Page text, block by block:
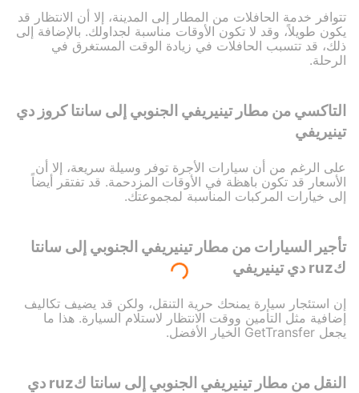
تتوافر خدمة الحافلات من المطار إلى المدينة، إلا أن الانتظار قد
يكون طويلاً، وقد لا تكون الأوقات مناسبة لجداولك. بالإضافة إلى
ذلك، قد تتسبب الحافلات في زيادة الوقت المستغرق في
الرحلة.
التاكسي من مطار تينيريفي الجنوبي إلى سانتا كروز دي
تينيريفي
على الرغم من أن سيارات الأجرة توفر وسيلة سريعة، إلا أن
الأسعار قد تكون باهظة في الأوقات المزدحمة. قد تفتقر أيضاً
إلى خيارات المركبات المناسبة لمجموعتك.
تأجير السيارات من مطار تينيريفي الجنوبي إلى سانتا
كruz دي تينيريفي
إن استئجار سيارة يمنحك حرية التنقل، ولكن قد يضيف تكاليف
إضافية مثل التأمين ووقت الانتظار لاستلام السيارة. هذا ما
يجعل GetTransfer الخيار الأفضل.
النقل من مطار تينيريفي الجنوبي إلى سانتا كruz دي